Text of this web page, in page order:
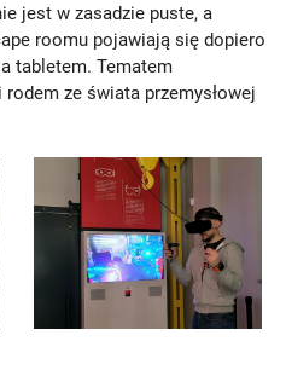
jest w zasadzie puste, a
roomu pojawiają się dopiero
tabletem. Tematem
ze świata przemysłowej